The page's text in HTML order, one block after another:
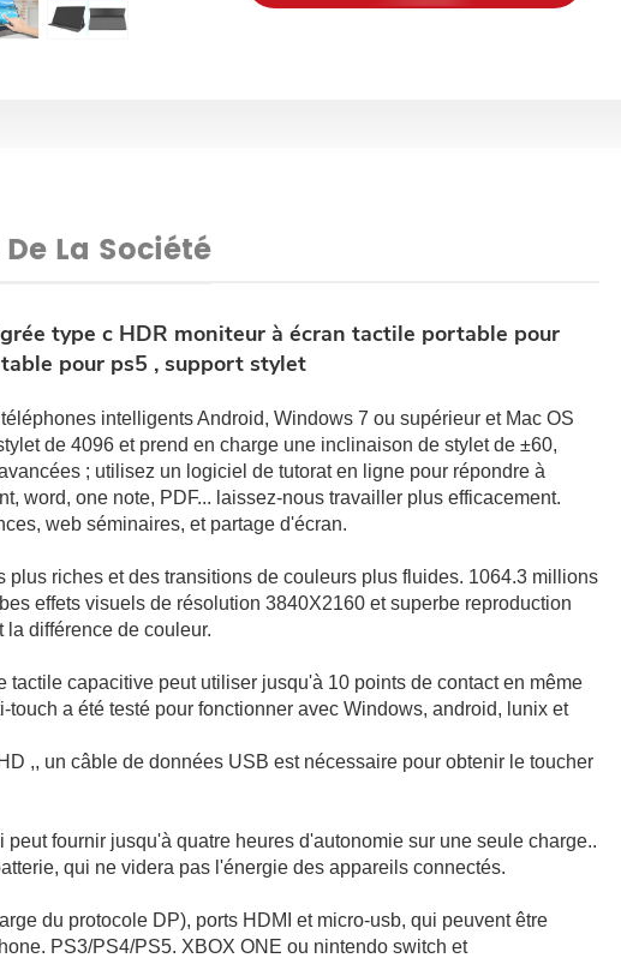
La Société
type c HDR moniteur à écran tactile portable pour
pour ps5 , support stylet
intelligents Android, Windows 7 ou supérieur et Mac OS
de 4096 et prend en charge une inclinaison de stylet de ±60,
; utilisez un logiciel de tutorat en ligne pour répondre à
word, one note, PDF... laissez-nous travailler plus efficacement.
web séminaires, et partage d'écran.
riches et des transitions de couleurs plus fluides. 1064.3 millions
effets visuels de résolution 3840X2160 et superbe reproduction
différence de couleur.
capacitive peut utiliser jusqu'à 10 points de contact en même
a été testé pour fonctionner avec Windows, android, lunix et
,, un câble de données USB est nécessaire pour obtenir le toucher
fournir jusqu'à quatre heures d'autonomie sur une seule charge..
qui ne videra pas l'énergie des appareils connectés.
du protocole DP), ports HDMI et micro-usb, qui peuvent être
PS3/PS4/PS5. XBOX ONE ou nintendo switch et